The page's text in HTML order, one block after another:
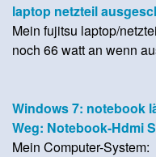
laptop netzteil
Mein fujitsu laptop/
noch 66 watt an wenn
Windows 7: notebook
Weg: Notebook-Hdmi
Mein Computer-